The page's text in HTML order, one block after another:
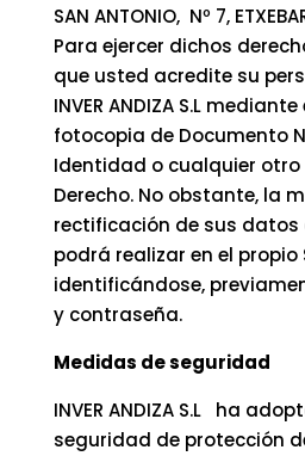
SAN ANTONIO, Nº 7,
Para ejercer dichos
que usted acredite su
INVER ANDIZA S.L
fotocopia de Documento
Identidad o cualquier
Derecho. No obstante, la
rectificación de sus datos
podrá realizar en el propio
identificándose,
y contraseña.
Medidas de seguridad
INVER ANDIZA S.L ha
seguridad de protección